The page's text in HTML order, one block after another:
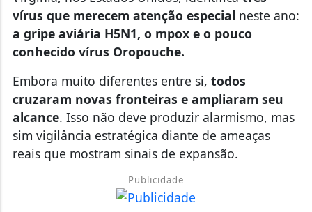
vírus que merecem atenção especial neste ano:
a gripe aviária H5N1, o mpox e o pouco
conhecido vírus Oropouche.
Embora muito diferentes entre si, todos
cruzaram novas fronteiras e ampliaram seu
alcance. Isso não deve produzir alarmismo, mas
sim vigilância estratégica diante de ameaças
reais que mostram sinais de expansão.
Publicidade